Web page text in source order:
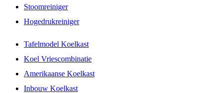
Stoomreiniger
Hogedrukreiniger
Tafelmodel Koelkast
Koel Vriescombinatie
Amerikaanse Koelkast
Inbouw Koelkast